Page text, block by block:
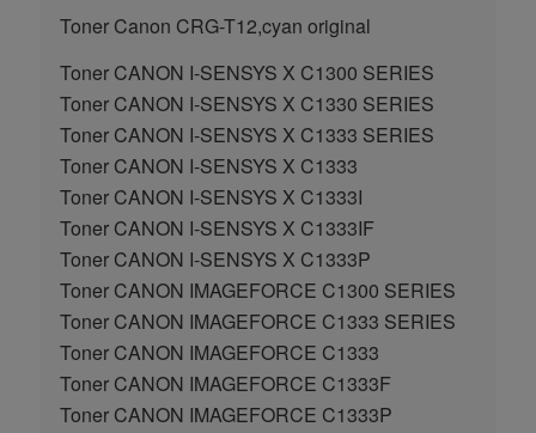
Toner Canon CRG-T12,cyan original
Toner CANON I-SENSYS X C1300 SERIES
Toner CANON I-SENSYS X C1330 SERIES
Toner CANON I-SENSYS X C1333 SERIES
Toner CANON I-SENSYS X C1333
Toner CANON I-SENSYS X C1333I
Toner CANON I-SENSYS X C1333IF
Toner CANON I-SENSYS X C1333P
Toner CANON IMAGEFORCE C1300 SERIES
Toner CANON IMAGEFORCE C1333 SERIES
Toner CANON IMAGEFORCE C1333
Toner CANON IMAGEFORCE C1333F
Toner CANON IMAGEFORCE C1333P